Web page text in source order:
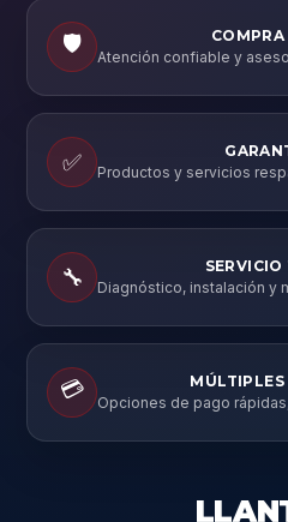
🛡️
COMPRA
Atención confiable y
✅
Productos y servicios
🔧
Diagnóstico, instalación y
💳
MÚLTIPLES
Opciones de pago